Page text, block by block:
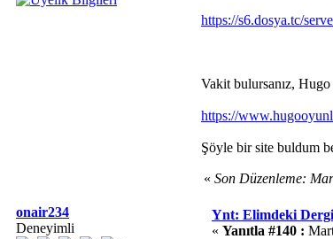
https://s6.dosya.tc/
Vakit bulursanız,
https://
Şöyle bir site buldum
« Son Düzenleme:
onair234
Deneyimli
Ynt: Elimdeki
« Yanıtla #140 :